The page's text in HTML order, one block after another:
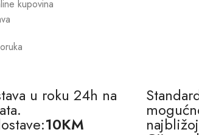
kupovina
u roku 24h na
10KM